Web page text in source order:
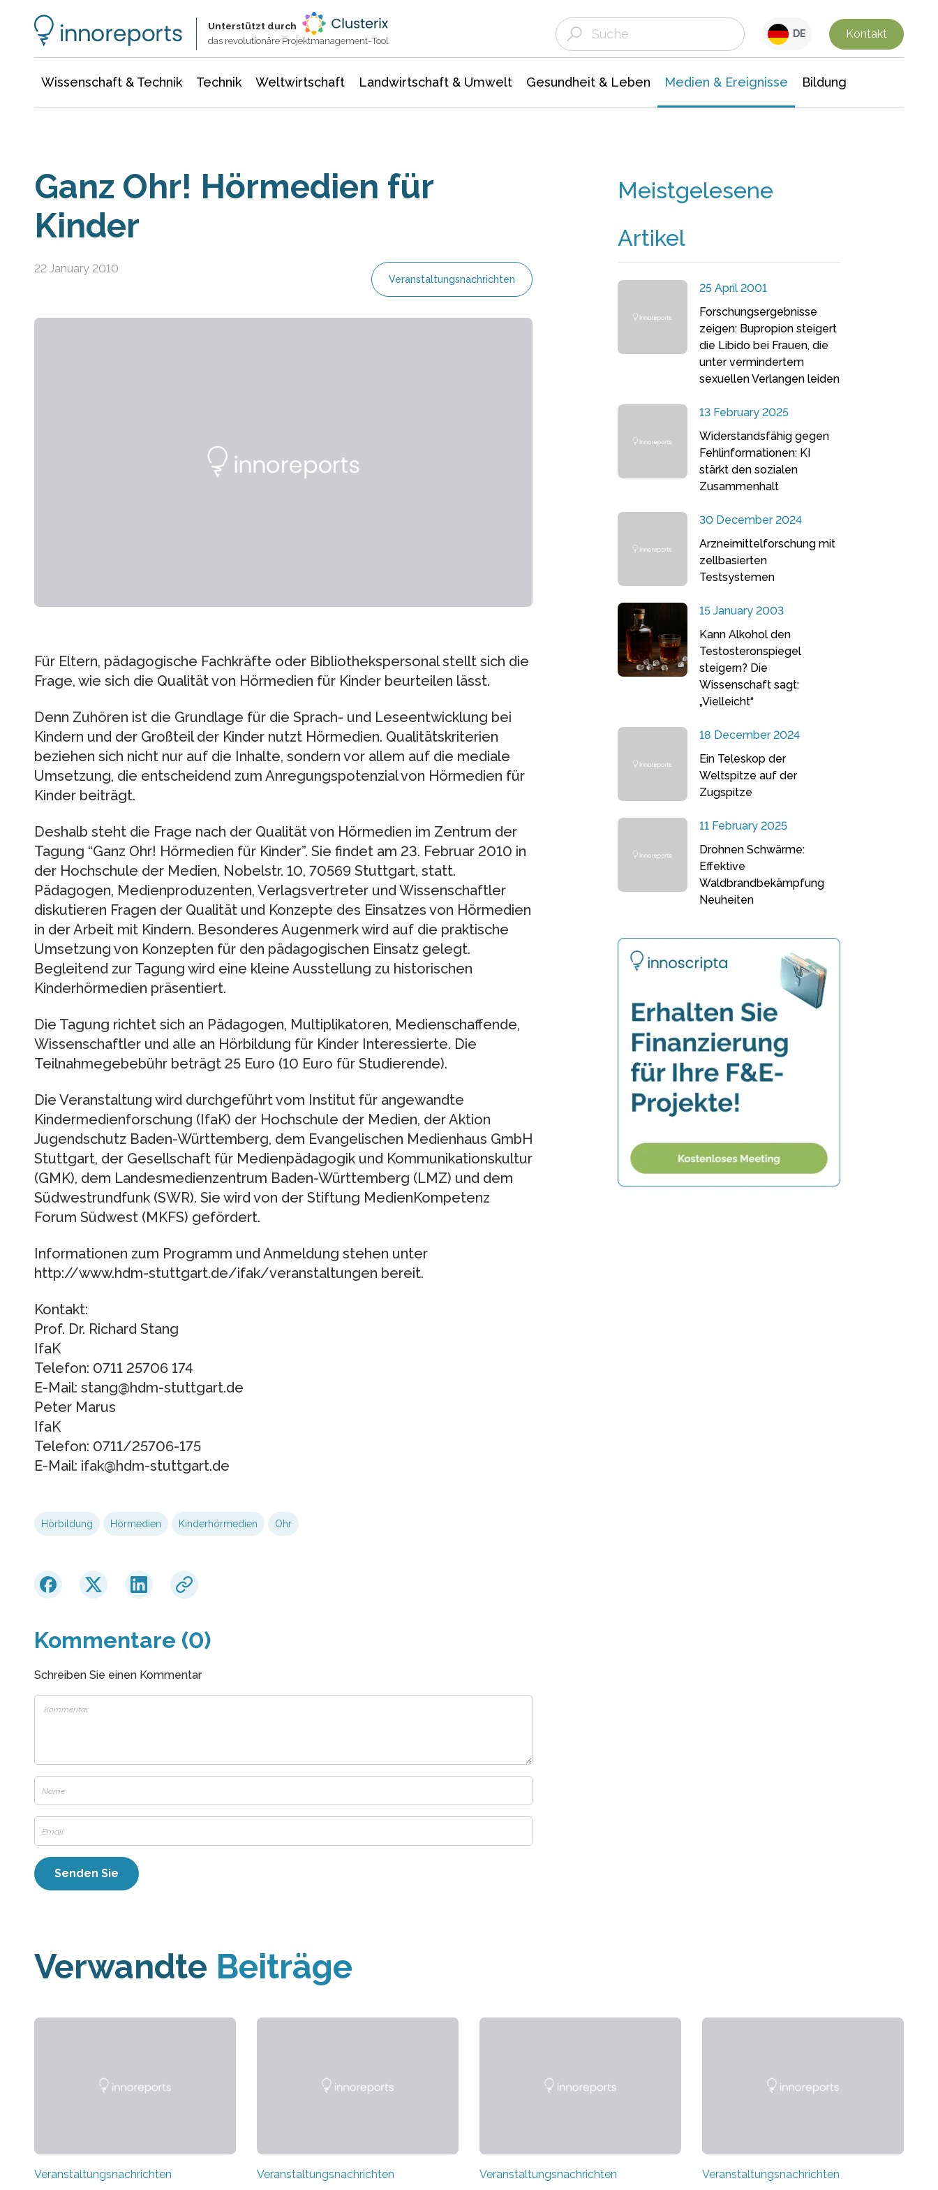
Unterstützt durch
das revolutionäre Projektmanagement-Tool
DE Kontakt
Wissenschaft & Technik Technik Weltwirtschaft Landwirtschaft & Umwelt Gesundheit & Leben Medien & Ereignisse Bildung
Ganz Ohr! Hörmedien für
Kinder
22 January 2010
Veranstaltungsnachrichten
Für Eltern, pädagogische Fachkräfte oder Bibliothekspersonal stellt sich die
Frage, wie sich die Qualität von Hörmedien für Kinder beurteilen lässt.
Denn Zuhören ist die Grundlage für die Sprach- und Leseentwicklung bei
Kindern und der Großteil der Kinder nutzt Hörmedien. Qualitätskriterien
beziehen sich nicht nur auf die Inhalte, sondern vor allem auf die mediale
Umsetzung, die entscheidend zum Anregungspotenzial von Hörmedien für
Kinder beiträgt.
Deshalb steht die Frage nach der Qualität von Hörmedien im Zentrum der
Tagung “Ganz Ohr! Hörmedien für Kinder”. Sie findet am 23. Februar 2010 in
der Hochschule der Medien, Nobelstr. 10, 70569 Stuttgart, statt.
Pädagogen, Medienproduzenten, Verlagsvertreter und Wissenschaftler
diskutieren Fragen der Qualität und Konzepte des Einsatzes von Hörmedien
in der Arbeit mit Kindern. Besonderes Augenmerk wird auf die praktische
Umsetzung von Konzepten für den pädagogischen Einsatz gelegt.
Begleitend zur Tagung wird eine kleine Ausstellung zu historischen
Kinderhörmedien präsentiert.
Die Tagung richtet sich an Pädagogen, Multiplikatoren, Medienschaffende,
Wissenschaftler und alle an Hörbildung für Kinder Interessierte. Die
Teilnahmegebebühr beträgt 25 Euro (10 Euro für Studierende).
Die Veranstaltung wird durchgeführt vom Institut für angewandte
Kindermedienforschung (IfaK) der Hochschule der Medien, der Aktion
Jugendschutz Baden-Württemberg, dem Evangelischen Medienhaus GmbH
Stuttgart, der Gesellschaft für Medienpädagogik und Kommunikationskultur
(GMK), dem Landesmedienzentrum Baden-Württemberg (LMZ) und dem
Südwestrundfunk (SWR). Sie wird von der Stiftung MedienKompetenz
Forum Südwest (MKFS) gefördert.
Informationen zum Programm und Anmeldung stehen unter
http://www.hdm-stuttgart.de/ifak/veranstaltungen bereit.
Kontakt:
Prof. Dr. Richard Stang
IfaK
Telefon: 0711 25706 174
E-Mail: stang@hdm-stuttgart.de
Peter Marus
IfaK
Telefon: 0711/25706-175
E-Mail: ifak@hdm-stuttgart.de
Hörbildung Hörmedien Kinderhörmedien Ohr
Kommentare (0)
Schreiben Sie einen Kommentar
Meistgelesene
Artikel
25 April 2001
Forschungsergebnisse
zeigen: Bupropion steigert
die Libido bei Frauen, die
unter vermindertem
sexuellen Verlangen leiden
13 February 2025
Widerstandsfähig gegen
Fehlinformationen: KI
stärkt den sozialen
Zusammenhalt
30 December 2024
Arzneimittelforschung mit
zellbasierten
Testsystemen
15 January 2003
Kann Alkohol den
Testosteronspiegel
steigern? Die
Wissenschaft sagt:
„Vielleicht“
18 December 2024
Ein Teleskop der
Weltspitze auf der
Zugspitze
11 February 2025
Drohnen Schwärme:
Effektive
Waldbrandbekämpfung
Neuheiten
Verwandte Beiträge
Veranstaltungsnachrichten Veranstaltungsnachrichten Veranstaltungsnachrichten Veranstaltungsnachrichten